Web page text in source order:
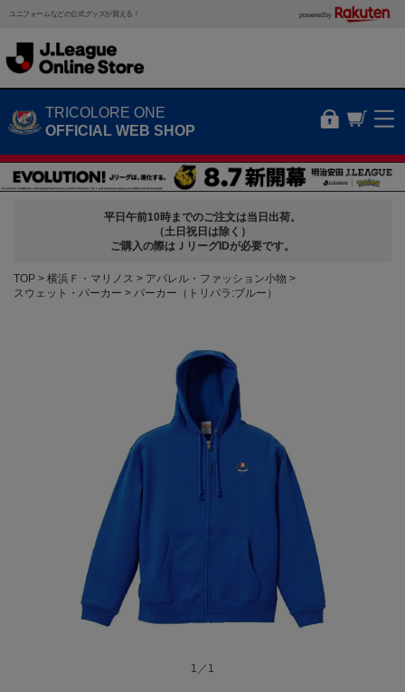
ユニフォームなどの公式グッズが買える！ powered by
TRICOLORE ONE
OFFICIAL WEB SHOP
平日午前10時までのご注文は当日出荷。
（土日祝日は除く）
ご購入の際はＪリーグIDが必要です。
TOP 横浜Ｆ・マリノス
アパレル・ファッション小物
スウェット・パーカー
パーカー（トリパラ:ブルー）
1／1